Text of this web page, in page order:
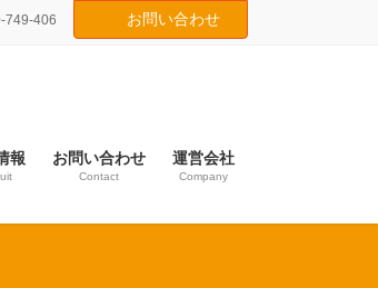
749-406 お問い合わせ
報 お問い合わせ
Contact
運営会社
Company